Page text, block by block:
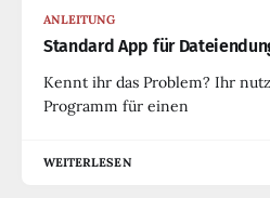
ANLEITUNG
Standard App für
Kennt ihr das Problem? Ihr
Programm für einen
WEITERLESEN